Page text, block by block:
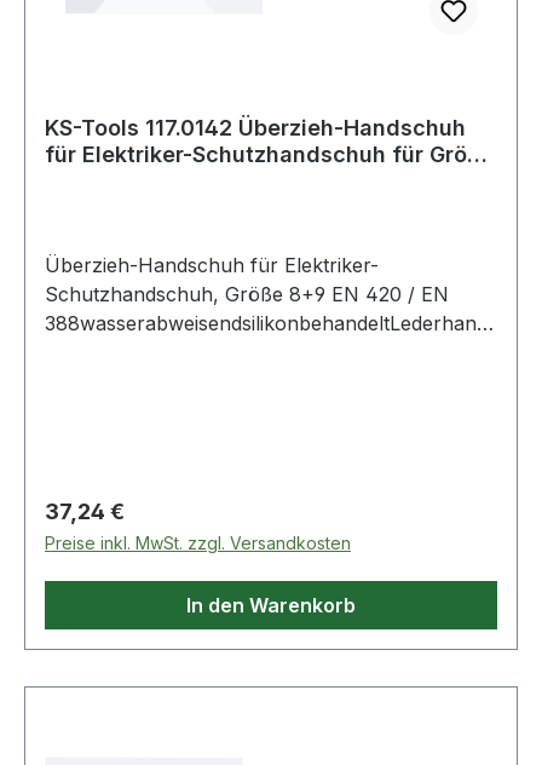
KS-Tools 117.0142 Überzieh-Handschuh
für Elektriker-Schutzhandschuh für Größe
Überzieh-Handschuh für Elektriker-
Schutzhandschuh, Größe 8+9 EN 420 / EN
388wasserabweisendsilikonbehandeltLederhands
mit dielektrischen Handschuhen erforderlich!
Weitere Produkte im Bereich Überzieh-
Handschuh für Elektriker-Schutz
Regulärer Preis:
37,24 €
Preise inkl. MwSt. zzgl. Versandkosten
In den Warenkorb